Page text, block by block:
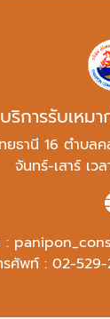
บริการรับเหม
ธานี 16 ตำบล
จันทร์-เสาร์ เว
:
รศัพท์ : 02-529-